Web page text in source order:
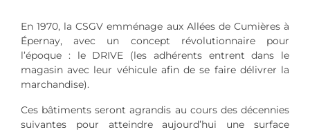
En 1970, la CSGV emménage aux Allées de Cumières à
Épernay, avec un concept révolutionnaire pour
l’époque : le DRIVE (les adhérents entrent dans le
magasin avec leur véhicule afin de se faire délivrer la
marchandise).
Ces bâtiments seront agrandis au cours des décennies
suivantes pour atteindre aujourd’hui une surface